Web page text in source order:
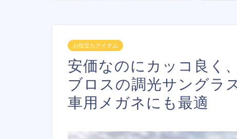
お役立ちアイテム
安価なのにカッコ良く
ブロスの調光サングラ
車用メガネにも最適